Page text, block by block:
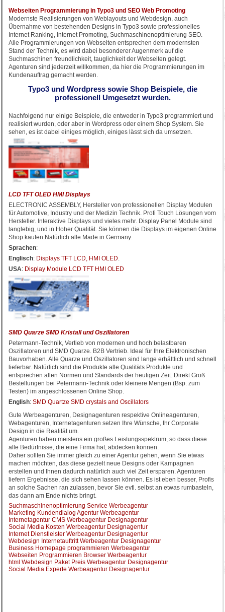
Webseiten Programmierung in Typo3 und SEO Web Promoting
Modernste Realisierungen von Weblayouts und Webdesign, auch
Übernahme von bestehenden Designs in Typo3 sowie professionelles
Internet Ranking, Internet Promoting, Suchmaschinenoptimierung SEO.
Alle Programmierungen von Webseiten entsprechen dem modernsten
Stand der Technik, es wird dabei besonderer Augenmerk auf die
Suchmaschinen freundlichkeit, tauglichkeit der Webseiten gelegt.
Agenturen sind jederzeit willkommen, da hier die Programmierungen im
Kundenauftrag gemacht werden.
Typo3 und Wordpress sowie Shop Beispiele, die
professionell Umgesetzt wurden.
Nachfolgend nur einige Beispiele, die entweder in Typo3 programmiert und
realisiert wurden, oder aber in Wordpress oder einem Shop System. Sie
sehen, es ist dabei einiges möglich, einiges lässt sich da umsetzen.
LCD TFT OLED HMI Displays
ELECTRONIC ASSEMBLY, Hersteller von professionellen Display Modulen
für Automotive, Industry und der Medizin Technik. Profi Touch Lösungen vom
Hersteller. Interaktive Displays und vieles mehr. Display Panel Module sind
langlebig, und in Hoher Qualität. Sie können die Displays im eigenen Online
Shop kaufen.Natürlich alle Made in Germany.
Sprachen:
Englisch: Displays TFT LCD, HMI OLED.
USA: Display Module LCD TFT HMI OLED
SMD Quarze SMD Kristall und Oszillatoren
Petermann-Technik, Vertieb von modernen und hoch belastbaren
Oszillatoren und SMD Quarze. B2B Vertrieb. Ideal für Ihre Elektronischen
Bauvorhaben. Alle Quarze und Oszillatoren sind lange erhältlich und schnell
lieferbar. Natürlich sind die Produkte alle Qualitäts Produkte und
entsprechen allen Normen und Standards der heutigen Zeit. Direkt Groß
Bestellungen bei Petermann-Technik oder kleinere Mengen (Bsp. zum
Testen) im angeschlossenen Online Shop.
English: SMD Quartze SMD crystals and Oscillators
Gute Werbeagenturen, Designagenturen respektive Onlineagenturen,
Webagenturen, Internetagenturen setzen Ihre Wünsche, Ihr Corporate
Design in die Realität um.
Agenturen haben meistens ein großes Leistungsspektrum, so dass diese
alle Bedürfnisse, die eine Firma hat, abdecken können.
Daher sollten Sie immer gleich zu einer Agentur gehen, wenn Sie etwas
machen möchten, das diese gezielt neue Designs oder Kampagnen
erstellen und Ihnen dadurch natürlich auch viel Zeit ersparen. Agenturen
liefern Ergebnisse, die sich sehen lassen können. Es ist eben besser, Profis
an solche Sachen ran zulassen, bevor Sie evtl. selbst an etwas rumbasteln,
das dann am Ende nichts bringt.
Suchmaschinenoptimierung Service Werbeagentur
Marketing Kundendialog Agentur Werbeagentur
Internetagentur CMS Werbeagentur Designagentur
Social Media Kosten Werbeagentur Designagentur
Internet Dienstleister Werbeagentur Designagentur
Webdesign Internetauftritt Werbeagentur Designagentur
Business Homepage programmieren Werbeagentur
Webseiten Programmieren Browser Werbeagentur
html Webdesign Paket Preis Werbeagentur Designagentur
Social Media Experte Werbeagentur Designagentur